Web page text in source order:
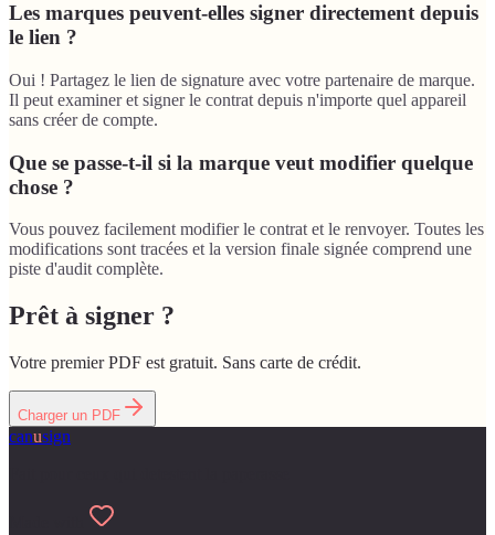
Les marques peuvent-elles signer directement depuis
le lien ?
Oui ! Partagez le lien de signature avec votre partenaire de marque.
Il peut examiner et signer le contrat depuis n'importe quel appareil
sans créer de compte.
Que se passe-t-il si la marque veut modifier quelque
chose ?
Vous pouvez facilement modifier le contrat et le renvoyer. Toutes les
modifications sont tracées et la version finale signée comprend une
piste d'audit complète.
Prêt à signer ?
Votre premier PDF est gratuit. Sans carte de crédit.
Charger un PDF
canusign